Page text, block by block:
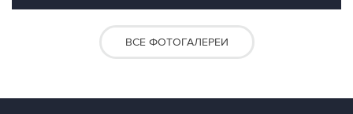
ВСЕ ФОТОГАЛЕРЕИ